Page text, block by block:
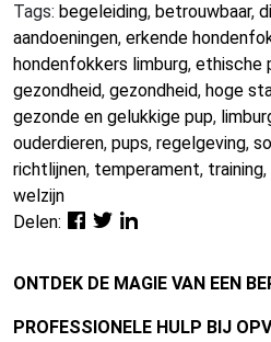
Tags: begeleiding, betrouwbaar,
aandoeningen, erkende
hondenfokkers limburg, ethische
gezondheid, gezondheid, hoge
gezonde en gelukkige pup,
ouderdieren, pups, regelgeving,
richtlijnen, temperament, training,
welzijn
Delen:
ONTDEK DE MAGIE VAN EEN
PROFESSIONELE HULP BIJ